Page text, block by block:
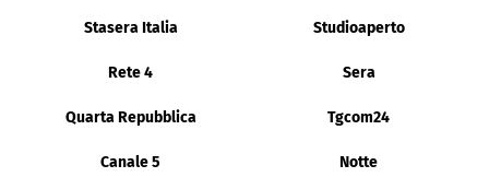
Stasera Italia Studioaperto
Rete 4 Sera
Quarta Repubblica Tgcom24
Canale 5 Notte